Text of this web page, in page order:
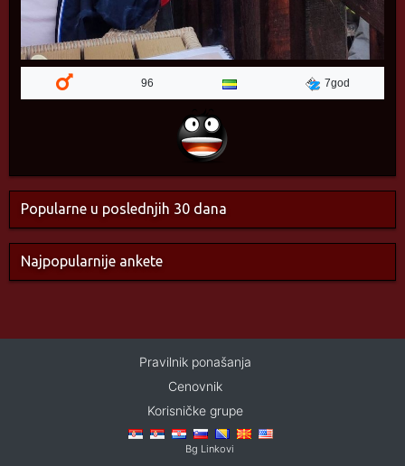
96 7god
Popularne u poslednjih 30 dana
Najpopularnije ankete
Pravilnik ponašanja
Cenovnik
Korisničke grupe
Bg Linkovi